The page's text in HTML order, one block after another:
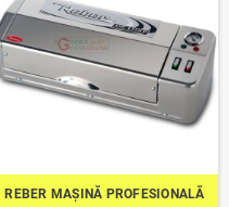
REBER MAȘINĂ PROFESIONALĂ